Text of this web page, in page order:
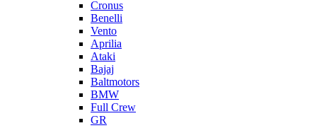
Cronus
Benelli
Vento
Aprilia
Ataki
Bajaj
Baltmotors
BMW
Full Crew
GR